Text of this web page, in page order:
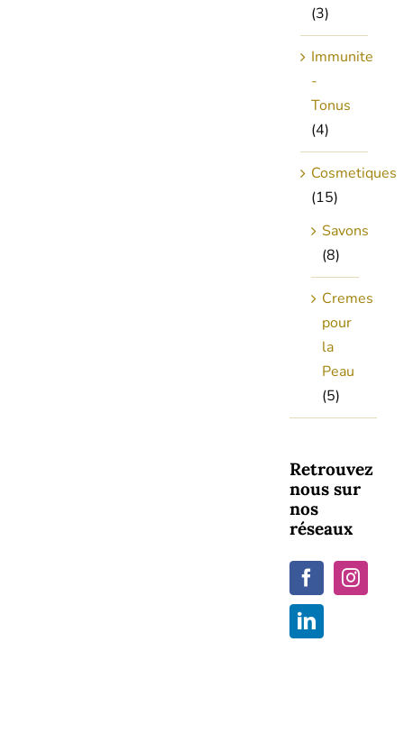
(3)
Immunite
-
Tonus
(4)
Cosmetiques
(15)
Savons
(8)
Cremes
pour
la
Peau
(5)
Retrouvez
nous sur
nos
réseaux